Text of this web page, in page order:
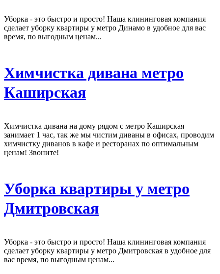
Уборка - это быстро и просто! Наша клининговая компания
сделает уборку квартиры у метро Динамо в удобное для вас
время, по выгодным ценам...
Химчистка дивана метро
Каширская
Химчистка дивана на дому рядом с метро Каширская
занимает 1 час, так же мы чистим диваны в офисах, проводим
химчистку диванов в кафе и ресторанах по оптимальным
ценам! Звоните!
Уборка квартиры у метро
Дмитровская
Уборка - это быстро и просто! Наша клининговая компания
сделает уборку квартиры у метро Дмитровская в удобное для
вас время, по выгодным ценам...